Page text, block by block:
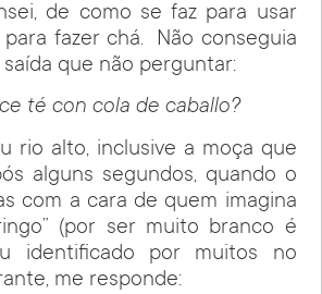
de como se faz para usar
fazer chá. Não conseguia
que não perguntar:
té con cola de caballo?
rio alto, inclusive a moça que
alguns segundos, quando o
com a cara de quem imagina
(por ser muito branco é
identificado por muitos no
me responde: